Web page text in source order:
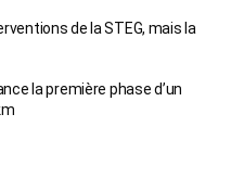
de la STEG, mais la
la première phase d’un